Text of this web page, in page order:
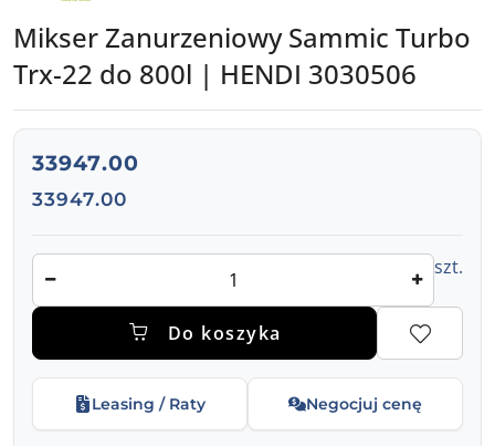
Mikser Zanurzeniowy Sammic Turbo
Trx-22 do 800l | HENDI 3030506
cena:
33947.00
Cena:
33947.00
Ilość szt.
Do koszyka
Leasing / Raty Negocjuj cenę